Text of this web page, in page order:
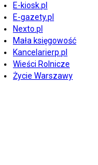
E-kiosk.pl
E-gazety.pl
Nexto.pl
Mała księgowość
Kancelarierp.pl
Wieści Rolnicze
Życie Warszawy